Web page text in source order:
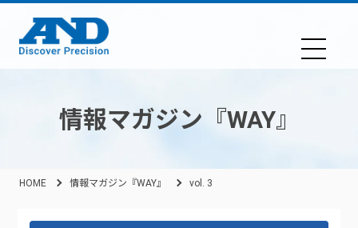
情報マガジン『WAY』
HOME 情報マガジン『WAY』 vol. 3